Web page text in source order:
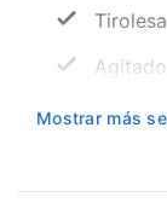
Tirolesa
Piscina
Mostrar más